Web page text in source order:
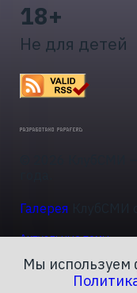
18+
Не для детей
Галерея
Актуальные темы
Мы используем